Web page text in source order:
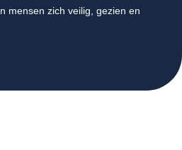
mensen zich veilig, gezien en